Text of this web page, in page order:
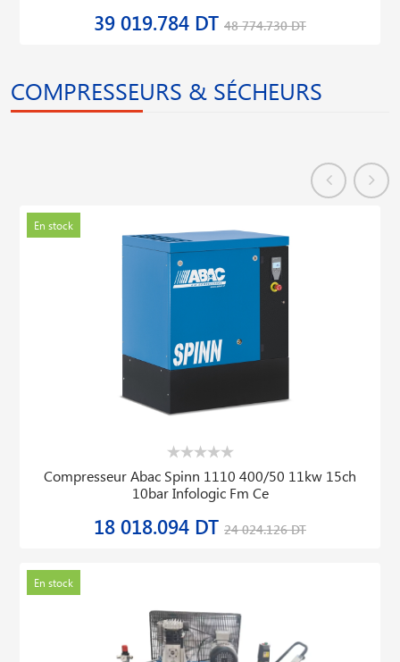
39 019.784 DT 48 774.730 DT
COMPRESSEURS & SÉCHEURS
En stock
Compresseur Abac Spinn 1110 400/50 11kw 15ch
10bar Infologic Fm Ce
18 018.094 DT 24 024.126 DT
En stock